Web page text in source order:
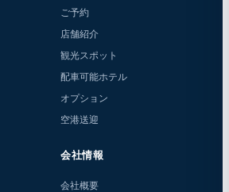
ご予約
店舗紹介
観光スポット
配車可能ホテル
オプション
空港送迎
会社情報
会社概要